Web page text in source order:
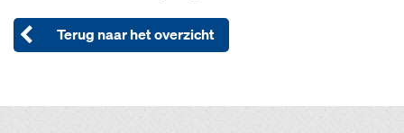
Terug naar het overzicht